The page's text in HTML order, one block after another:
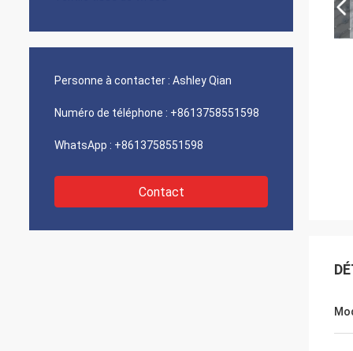
Personne à contacter : Ashley Qian
Numéro de téléphone : +8613758551598
WhatsApp : +8613758551598
Contact